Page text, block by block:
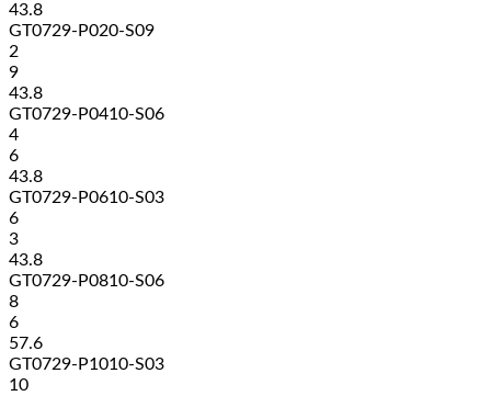
43.8
GT0729-P020-S09
2
9
43.8
GT0729-P0410-S06
4
6
43.8
GT0729-P0610-S03
6
3
43.8
GT0729-P0810-S06
8
6
57.6
GT0729-P1010-S03
10